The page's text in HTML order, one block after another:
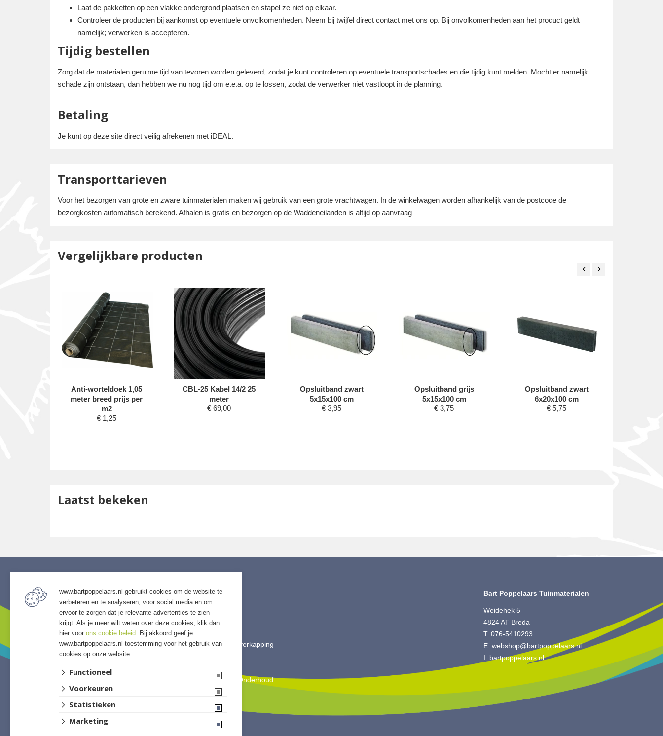
Laat de pakketten op een vlakke ondergrond plaatsen en stapel ze niet op elkaar.
Controleer de producten bij aankomst op eventuele onvolkomenheden. Neem bij twijfel direct contact met ons op. Bij onvolkomenheden aan het product geldt
namelijk; verwerken is accepteren.
Tijdig bestellen
Zorg dat de materialen geruime tijd van tevoren worden geleverd, zodat je kunt controleren op eventuele transportschades en die tijdig kunt melden. Mocht er namelijk
schade zijn ontstaan, dan hebben we nu nog tijd om e.e.a. op te lossen, zodat de verwerker niet vastloopt in de planning.
Betaling
Je kunt op deze site direct veilig afrekenen met iDEAL.
Transporttarieven
Voor het bezorgen van grote en zware tuinmaterialen maken wij gebruik van een grote vrachtwagen. In de winkelwagen worden afhankelijk van de postcode de
bezorgkosten automatisch berekend. Afhalen is gratis en bezorgen op de Waddeneilanden is altijd op aanvraag
Vergelijkbare producten
Anti-worteldoek 1,05
meter breed prijs per
m2
€ 1,25
CBL-25 Kabel 14/2 25
meter
€ 69,00
Opsluitband zwart
5x15x100 cm
€ 3,95
Opsluitband grijs
5x15x100 cm
€ 3,75
Opsluitband zwart
6x20x100 cm
€ 5,75
Laatst bekeken
Service
• Algemene voorwaarden
• Klantenservice
• Privacyverklaring
• Over GSB
• Andere GSB-vestigingen
Assortiment
• Bestrating
• Grind & Split
• Tuinhuis & Overkapping
• Afwerking & Onderhoud
Bart Poppelaars Tuinmaterialen
Weidehek 5
4824 AT Breda
T: 076-5410293
E: webshop@bartpoppelaars.nl
I: bartpoppelaars.nl
www.bartpoppelaars.nl gebruikt cookies om de website te
verbeteren en te analyseren, voor social media en om
ervoor te zorgen dat je relevante advertenties te zien
krijgt. Als je meer wilt weten over deze cookies, klik dan
hier voor ons cookie beleid. Bij akkoord geef je
www.bartpoppelaars.nl toestemming voor het gebruik van
cookies op onze website.
Functioneel
Voorkeuren
Statistieken
Marketing